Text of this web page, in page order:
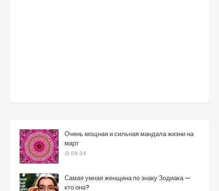
Очень мощная и сильная мандала жизни на
март
09:34
Самая умная женщина по знаку Зодиака —
кто она?